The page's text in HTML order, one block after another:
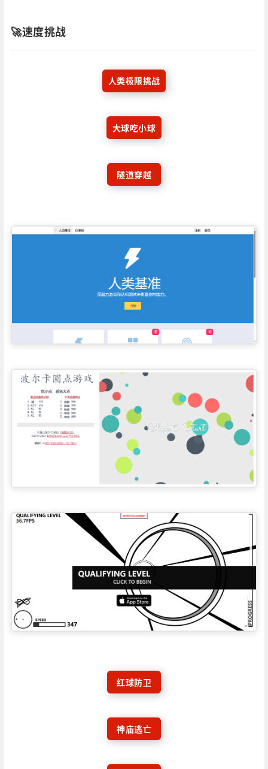
🚀速度挑战
人类极限挑战
大球吃小球
隧道穿越
红球防卫
神庙逃亡